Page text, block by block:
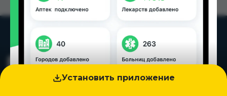
Установить приложение